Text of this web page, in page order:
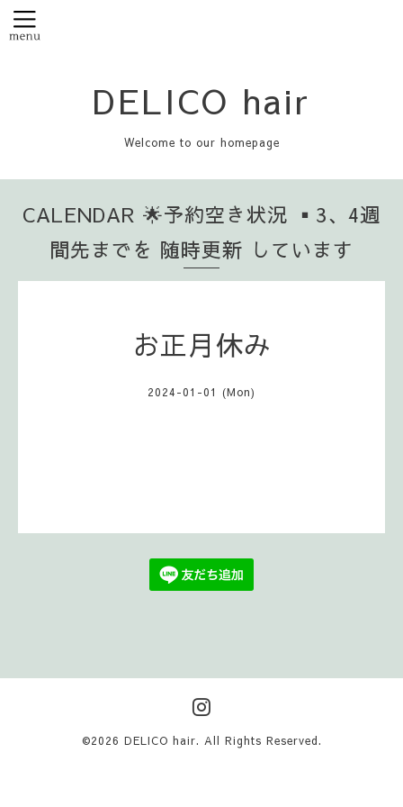
DELICO hair
Welcome to our homepage
CALENDAR 🌟予約空き状況 ▪️3、4週
間先までを 随時更新 しています
お正月休み
2024-01-01 (Mon)
©2026 DELICO hair. All Rights Reserved.